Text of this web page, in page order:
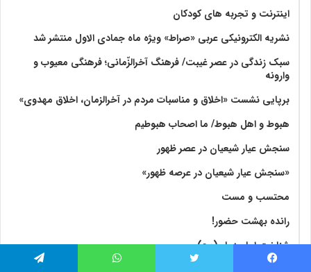
اینترنت و تجربه های کودکان
نشریه الکترونیکی عربی «صراط» ویژه ماه جمادی الاول منتشر شد
سبک زندگی در عصر غیبت/ فرهنگ آخرالزّمانی؛ فرهنگی معیوب و
وارونه
برپایی نشست «اخلاق و مناسبات مردم در آخرالزمان، اخلاق مهدوی»
هبوط و اهل هبوط/ ما اصحاب هبوطیم
سنجش عیار شیعیان در عصر ظهور
«سنجش عیار شیعیان در عرصه ظهور»
محتسب و مست
رانده بهشت‌ حضور!
شناخت امام زمان(عج)